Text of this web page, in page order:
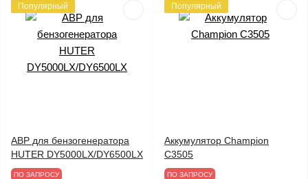
Популярный
АВР для бензогенератора
HUTER DY5000LX/DY6500LX
ПО ЗАПРОСУ
Популярный
Аккумулятор Champion
C3505
ПО ЗАПРОСУ